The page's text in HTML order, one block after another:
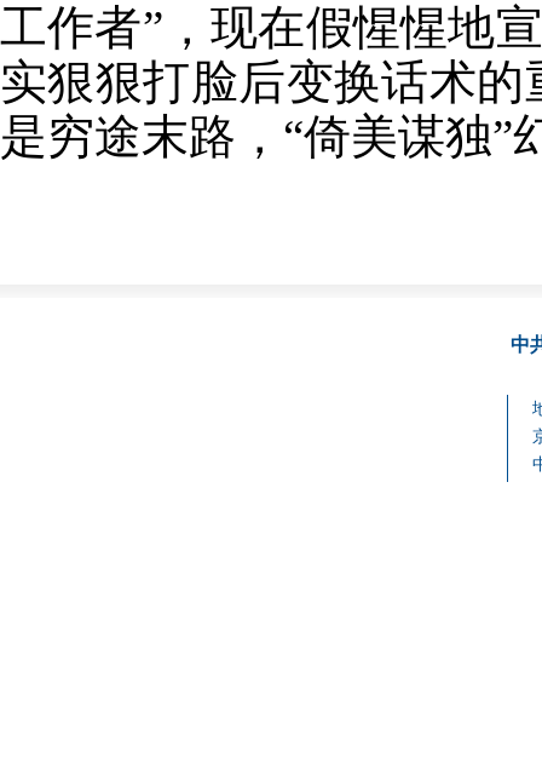
工作者”，现在假惺惺地
实狠狠打脸后变换话术
是穷途末路，“倚美谋独”
中